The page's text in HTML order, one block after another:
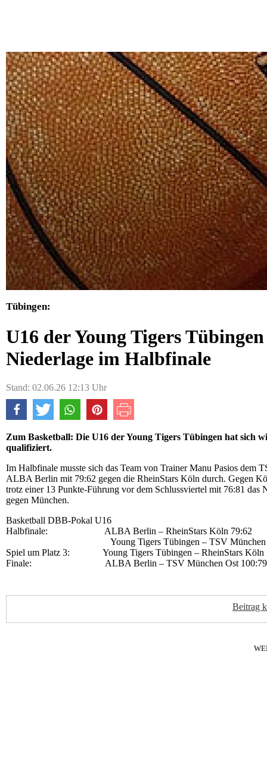
Tübingen:
U16 der Young Tigers
Niederlage im Halbfinale
Stand: 02.06.26 12:13 Uhr
Zum Basketball: Die U16 der Young Tigers Tübingen hat sich
qualifiziert.
Im Halbfinale musste sich das Team von Trainer Manu Pasios dem
ALBA Berlin mit 79:62 gegen die RheinStars Köln durch. Gegen
trotz einer 13 Punkte-Führung vor dem Schlussviertel mit 76:81
gegen München.
Basketball DBB-Pokal U16
Halbfinale: ALBA Berlin – RheinStars Köln 79:62
Young Tigers Tübingen – TSV München
Spiel um Platz 3: Young Tigers Tübingen – RheinStars Köln
Finale: ALBA Berlin – TSV München Ost 100:79
Beitrag